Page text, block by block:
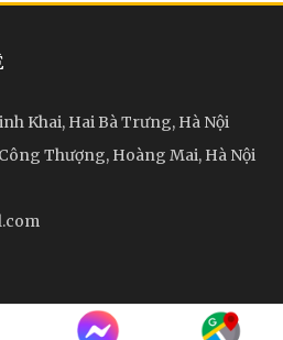
Khai, Hai Bà Trưng, Hà Nội
Thượng, Hoàng Mai, Hà Nội